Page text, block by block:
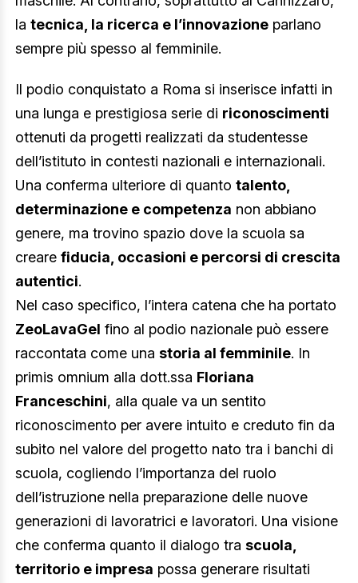
la tecnica, la ricerca e l’innovazione parlano
sempre più spesso al femminile.
Il podio conquistato a Roma si inserisce infatti in
una lunga e prestigiosa serie di riconoscimenti
ottenuti da progetti realizzati da studentesse
dell’istituto in contesti nazionali e internazionali.
Una conferma ulteriore di quanto talento,
determinazione e competenza non abbiano
genere, ma trovino spazio dove la scuola sa
creare fiducia, occasioni e percorsi di crescita
autentici.
Nel caso specifico, l’intera catena che ha portato
ZeoLavaGel fino al podio nazionale può essere
raccontata come una storia al femminile. In
primis omnium alla dott.ssa Floriana
Franceschini, alla quale va un sentito
riconoscimento per avere intuito e creduto fin da
subito nel valore del progetto nato tra i banchi di
scuola, cogliendo l’importanza del ruolo
dell’istruzione nella preparazione delle nuove
generazioni di lavoratrici e lavoratori. Una visione
che conferma quanto il dialogo tra scuola,
territorio e impresa possa generare risultati